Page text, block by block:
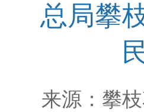
总局攀
来源： 攀